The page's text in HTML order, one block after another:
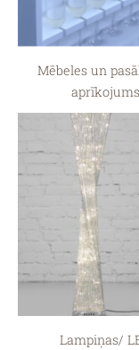
Mēbeles un
aprīkojums
Lampiņas/